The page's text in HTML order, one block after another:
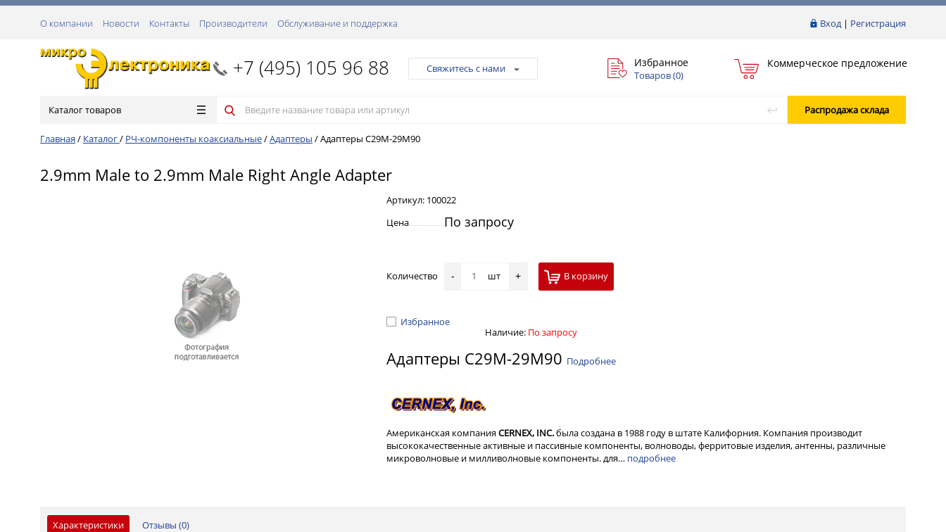
Вход| Регистрация
О компании Новости Контакты Производители Обслуживание и поддержка
+7 (495) 105 96 88 Свяжитесь с нами Избранное
Товаров (0)
Коммерческое предложение
Каталог товаров Распродажа склада
Главная / Каталог/ РЧ-компоненты коаксиальные/Адаптеры /Адаптеры C29M-29M90
2.9mm Male to 2.9mm Male Right Angle Adapter
Артикул: 100022
Цена
По запросу
Количество - шт + В корзину
Избранное
Наличие: По запросу
Адаптеры C29M-29M90 Подробнее
Американская компанияCERNEX, INC.была создана в 1988 году в штате Калифорния. Компания производит
высококачественные активные и пассивные компоненты, волноводы, ферритовые изделия, антенны, различные
микроволновые и милливолновые компоненты. для… подробнее
Характеристики Отзывы (0)